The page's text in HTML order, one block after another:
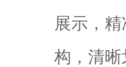
展示，
构，清